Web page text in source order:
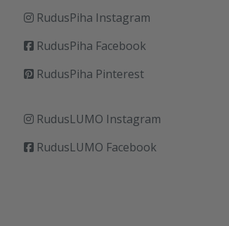
RudusPiha Instagram
RudusPiha Facebook
RudusPiha Pinterest
RudusLUMO Instagram
RudusLUMO Facebook